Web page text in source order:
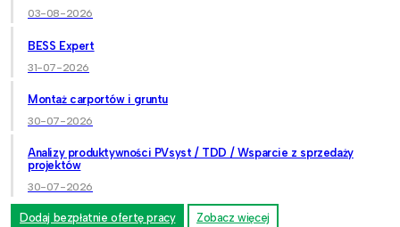
03-08-2026
BESS Expert
31-07-2026
Montaż carportów i gruntu
30-07-2026
Analizy produktywności PVsyst / TDD / Wsparcie z sprzedaży
projektów
30-07-2026
Dodaj bezpłatnie ofertę pracy Zobacz więcej